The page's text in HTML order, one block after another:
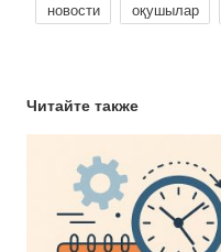
новости
оқушылар
Читайте также